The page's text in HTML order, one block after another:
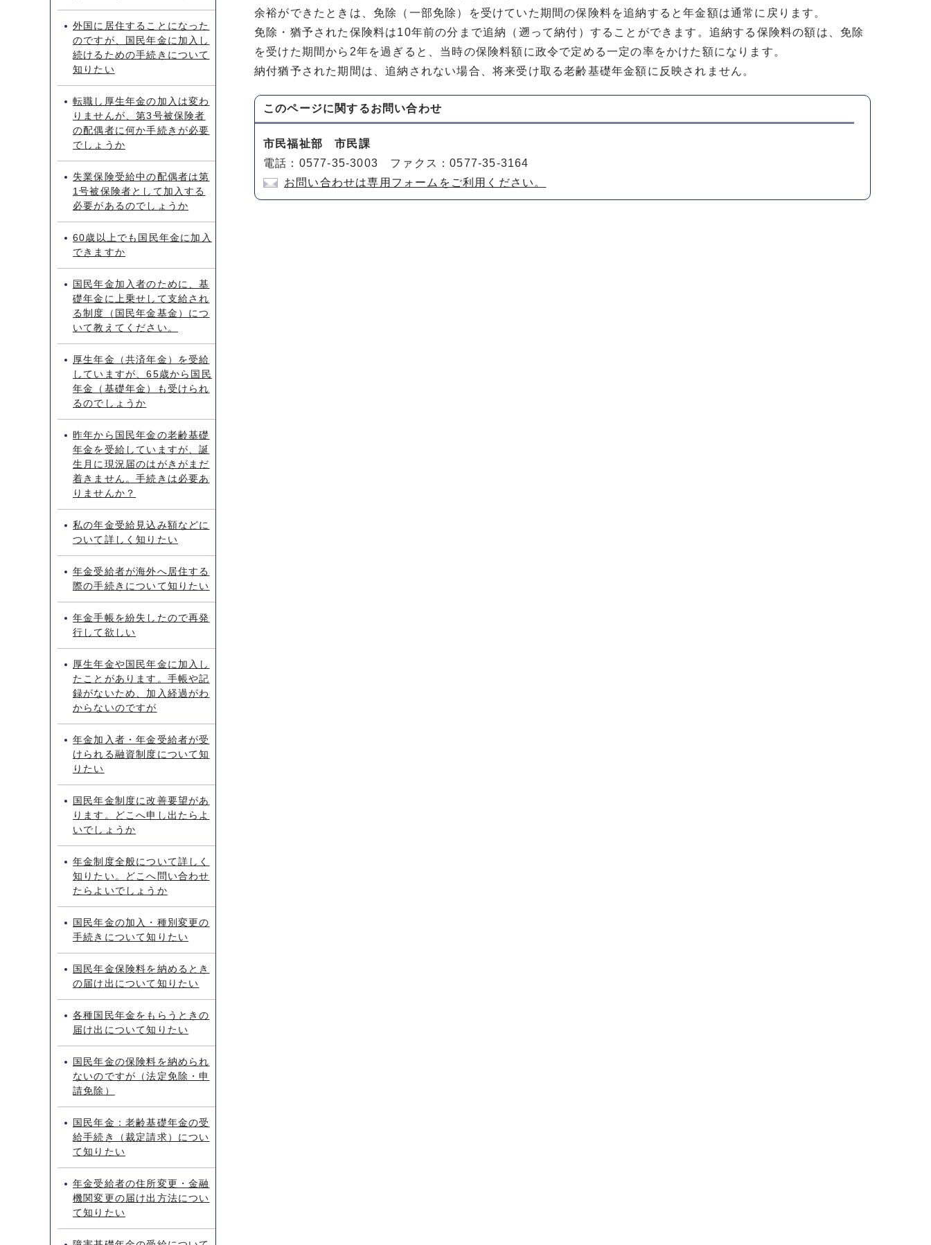
余裕ができたときは、免除（一部免除）を受けていた期間の保険料を追納すると年金額は通常に戻ります。
免除・猶予された保険料は10年前の分まで追納（遡って納付）することができます。追納する保険料の額は、免除
を受けた期間から2年を過ぎると、当時の保険料額に政令で定める一定の率をかけた額になります。
納付猶予された期間は、追納されない場合、将来受け取る老齢基礎年金額に反映されません。
このページに関するお問い合わせ
市民福祉部 市民課
電話：0577-35-3003 ファクス：0577-35-3164
お問い合わせは専用フォームをご利用ください。
外国に居住することになった
のですが、国民年金に加入し
続けるための手続きについて
知りたい
転職し厚生年金の加入は変わ
りませんが、第3号被保険者
の配偶者に何か手続きが必要
でしょうか
失業保険受給中の配偶者は第
1号被保険者として加入する
必要があるのでしょうか
60歳以上でも国民年金に加入
できますか
国民年金加入者のために、基
礎年金に上乗せして支給され
る制度（国民年金基金）につ
いて教えてください。
厚生年金（共済年金）を受給
していますが、65歳から国民
年金（基礎年金）も受けられ
るのでしょうか
昨年から国民年金の老齢基礎
年金を受給していますが、誕
生月に現況届のはがきがまだ
着きません。手続きは必要あ
りませんか？
私の年金受給見込み額などに
ついて詳しく知りたい
年金受給者が海外へ居住する
際の手続きについて知りたい
年金手帳を紛失したので再発
行して欲しい
厚生年金や国民年金に加入し
たことがあります。手帳や記
録がないため、加入経過がわ
からないのですが
年金加入者・年金受給者が受
けられる融資制度について知
りたい
国民年金制度に改善要望があ
ります。どこへ申し出たらよ
いでしょうか
年金制度全般について詳しく
知りたい。どこへ問い合わせ
たらよいでしょうか
国民年金の加入・種別変更の
手続きについて知りたい
国民年金保険料を納めるとき
の届け出について知りたい
各種国民年金をもらうときの
届け出について知りたい
国民年金の保険料を納められ
ないのですが（法定免除・申
請免除）
国民年金：老齢基礎年金の受
給手続き（裁定請求）につい
て知りたい
年金受給者の住所変更・金融
機関変更の届け出方法につい
て知りたい